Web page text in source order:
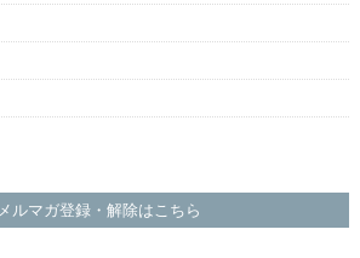
メルマガ登録・解除はこちら